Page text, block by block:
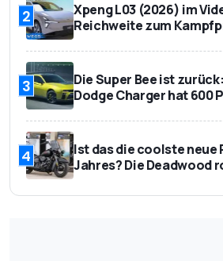
2
Xpeng L03 (2026) im
Reichweite zum
3
Die Super Bee ist
Dodge Charger hat 600
4
Ist das die coolste neue
Jahres? Die Deadwood